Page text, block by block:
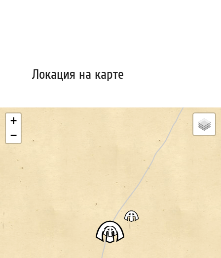
Локация на карте
+
−